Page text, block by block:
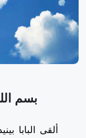
بسم
ألقى البابا